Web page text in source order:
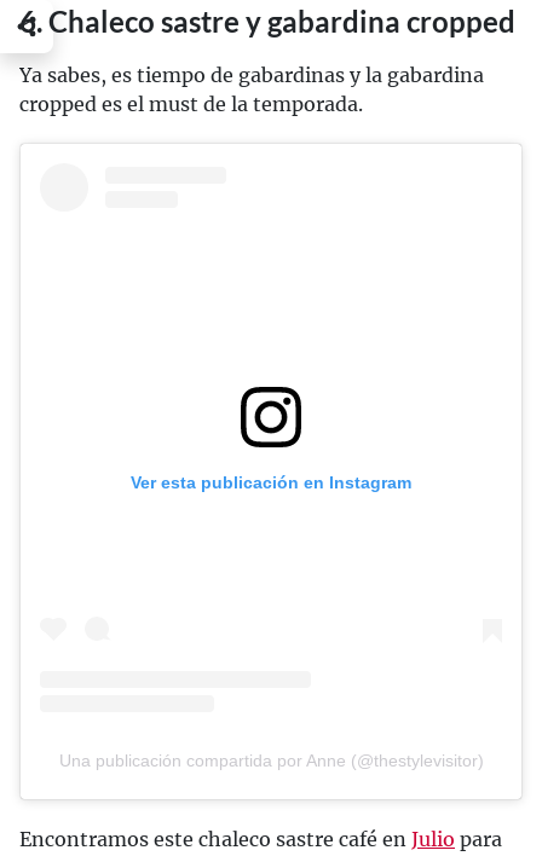
6. Chaleco sastre y gabardina cropped
Ya sabes, es tiempo de gabardinas y la gabardina
cropped es el must de la temporada.
Ver esta publicación en Instagram
Una publicación compartida por Anne (@thestylevisitor)
Encontramos este chaleco sastre café en Julio para